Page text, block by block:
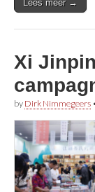
Lees meer →
Xi
by Dirk Nimmegeers